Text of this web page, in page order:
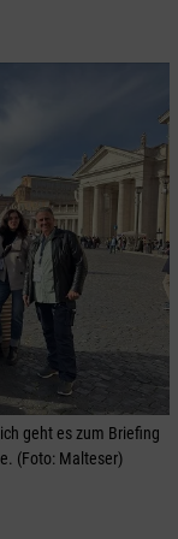
geht es zum Briefing
(Foto: Malteser)